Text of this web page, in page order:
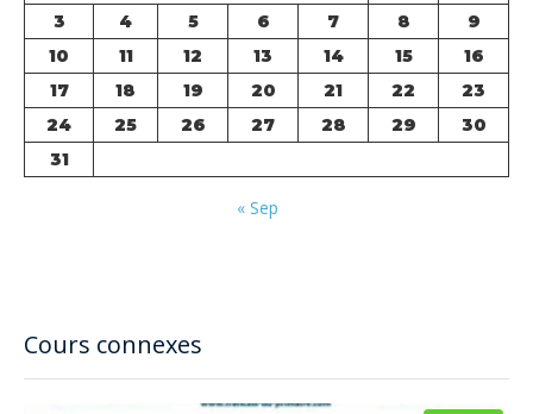
Cours connexes
3
4 5 6 7 8
9
10
11 12 13 14 15
16
17
18 19 20 21 22
23
24
25 26 27 28 29
30
31
« Sep